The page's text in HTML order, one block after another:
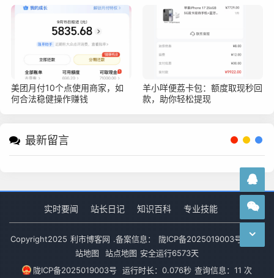
美团月付10个点使用商家，如
何合法稳健操作赚钱
羊小咩便荔卡包：额度取现秒回
款，助你轻松提现
最新留言
实时要闻 站长日记 知识百科 专业技能
Copyright2025 利市博客网 .备案信息： 陇ICP备2025019003号-1
站地图
站点地图 安全运行6573天
陇ICP备2025019003号 运行时长：0.076秒 查询信息：11 次